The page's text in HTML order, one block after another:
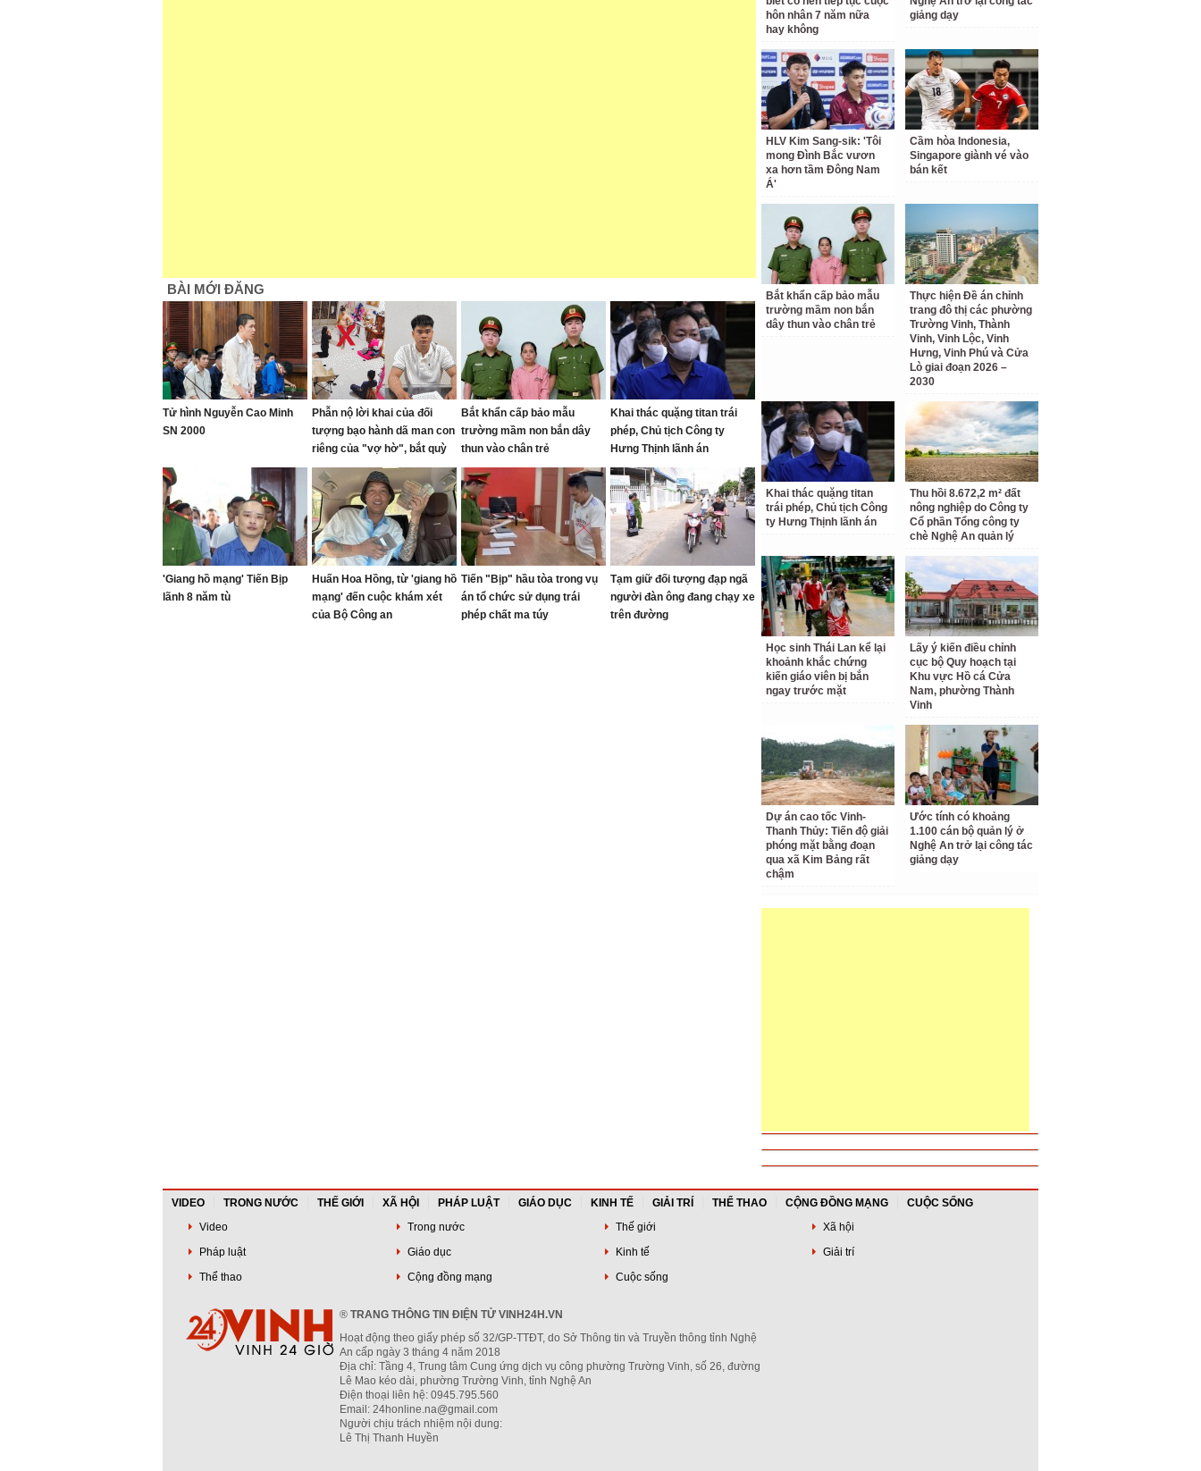
BÀI MỚI ĐĂNG
Tử hình Nguyễn Cao Minh
SN 2000
Phẫn nộ lời khai của đối
tượng bạo hành dã man con
riêng của "vợ hờ", bắt quỳ
gối đến 1 giờ sáng
Bắt khẩn cấp bảo mẫu
trường mầm non bắn dây
thun vào chân trẻ
Khai thác quặng titan trái
phép, Chủ tịch Công ty
Hưng Thịnh lãnh án
'Giang hồ mạng' Tiến Bịp
lãnh 8 năm tù
Huấn Hoa Hồng, từ 'giang hồ
mạng' đến cuộc khám xét
của Bộ Công an
Tiến "Bịp" hầu tòa trong vụ
án tổ chức sử dụng trái
phép chất ma túy
Tạm giữ đối tượng đạp ngã
người đàn ông đang chạy xe
trên đường
hôn nhân 7 năm nữa
hay không
giảng dạy
HLV Kim Sang-sik: 'Tôi
mong Đình Bắc vươn
xa hơn tầm Đông Nam
Á'
Cầm hòa Indonesia,
Singapore giành vé vào
bán kết
Bắt khẩn cấp bảo mẫu
trường mầm non bắn
dây thun vào chân trẻ
Thực hiện Đề án chỉnh
trang đô thị các phường
Trường Vinh, Thành
Vinh, Vinh Lộc, Vinh
Hưng, Vinh Phú và Cửa
Lò giai đoạn 2026 –
2030
Khai thác quặng titan
trái phép, Chủ tịch Công
ty Hưng Thịnh lãnh án
Thu hồi 8.672,2 m² đất
nông nghiệp do Công ty
Cổ phần Tổng công ty
chè Nghệ An quản lý
Học sinh Thái Lan kể lại
khoảnh khắc chứng
kiến giáo viên bị bắn
ngay trước mặt
Lấy ý kiến điều chỉnh
cục bộ Quy hoạch tại
Khu vực Hồ cá Cửa
Nam, phường Thành
Vinh
Dự án cao tốc Vinh-
Thanh Thủy: Tiến độ giải
phóng mặt bằng đoạn
qua xã Kim Bảng rất
chậm
Ước tính có khoảng
1.100 cán bộ quản lý ở
Nghệ An trở lại công tác
giảng dạy
VIDEO TRONG NƯỚC THẾ GIỚI XÃ HỘI PHÁP LUẬT GIÁO DỤC KINH TẾ GIẢI TRÍ THỂ THAO CỘNG ĐỒNG MẠNG
CUỘC SỐNG
Video
Trong nước Thế giới
Xã hội
Pháp luật
Giáo dục Kinh tế
Giải trí
Thể thao
Cộng đồng mạng Cuộc sống
® TRANG THÔNG TIN ĐIỆN TỬ VINH24H.VN
Hoạt động theo giấy phép số 32/GP-TTĐT, do Sở Thông tin và Truyền thông tỉnh Nghệ
An cấp ngày 3 tháng 4 năm 2018
Địa chỉ: Tầng 4, Trung tâm Cung ứng dịch vụ công phường Trường Vinh, số 26, đường
Lê Mao kéo dài, phường Trường Vinh, tỉnh Nghệ An
Điện thoại liên hệ: 0945.795.560
Email: 24honline.na@gmail.com
Người chịu trách nhiệm nội dung:
Lê Thị Thanh Huyền